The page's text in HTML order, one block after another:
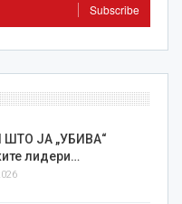
Subscribe
ЈА „УБИВА“
лидери…